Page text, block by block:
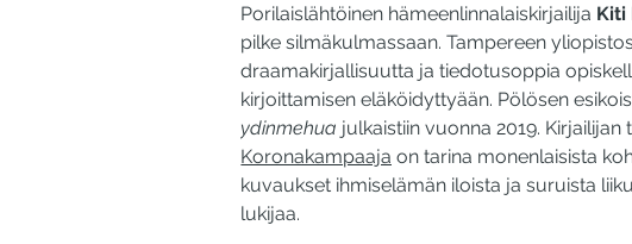
Porilaislähtöinen hämeenlinnalaiskirjailija Kiti
pilke silmäkulmassaan. Tampereen
draamakirjallisuutta ja tiedotusoppia
kirjoittamisen eläköidyttyään. Pölösen
ydinmehua julkaistiin vuonna 2019. Kirjailijan
Koronakampaaja on tarina monenlaisista
kuvaukset ihmiselämän iloista ja suruista
lukijaa.